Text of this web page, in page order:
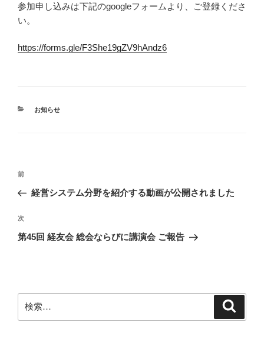
参加申し込みは下記のgoogleフォームより、ご登録くださ
い。
https://forms.gle/F3She19gZV9hAndz6
カ
お知らせ
投
ナ
ビ
ゲ
ン
前
の
稿
前
経営システム分野を紹介する動画が公開されました
次
の
次
第45回 経友会 総会ならびに講演会 ご報告
索: